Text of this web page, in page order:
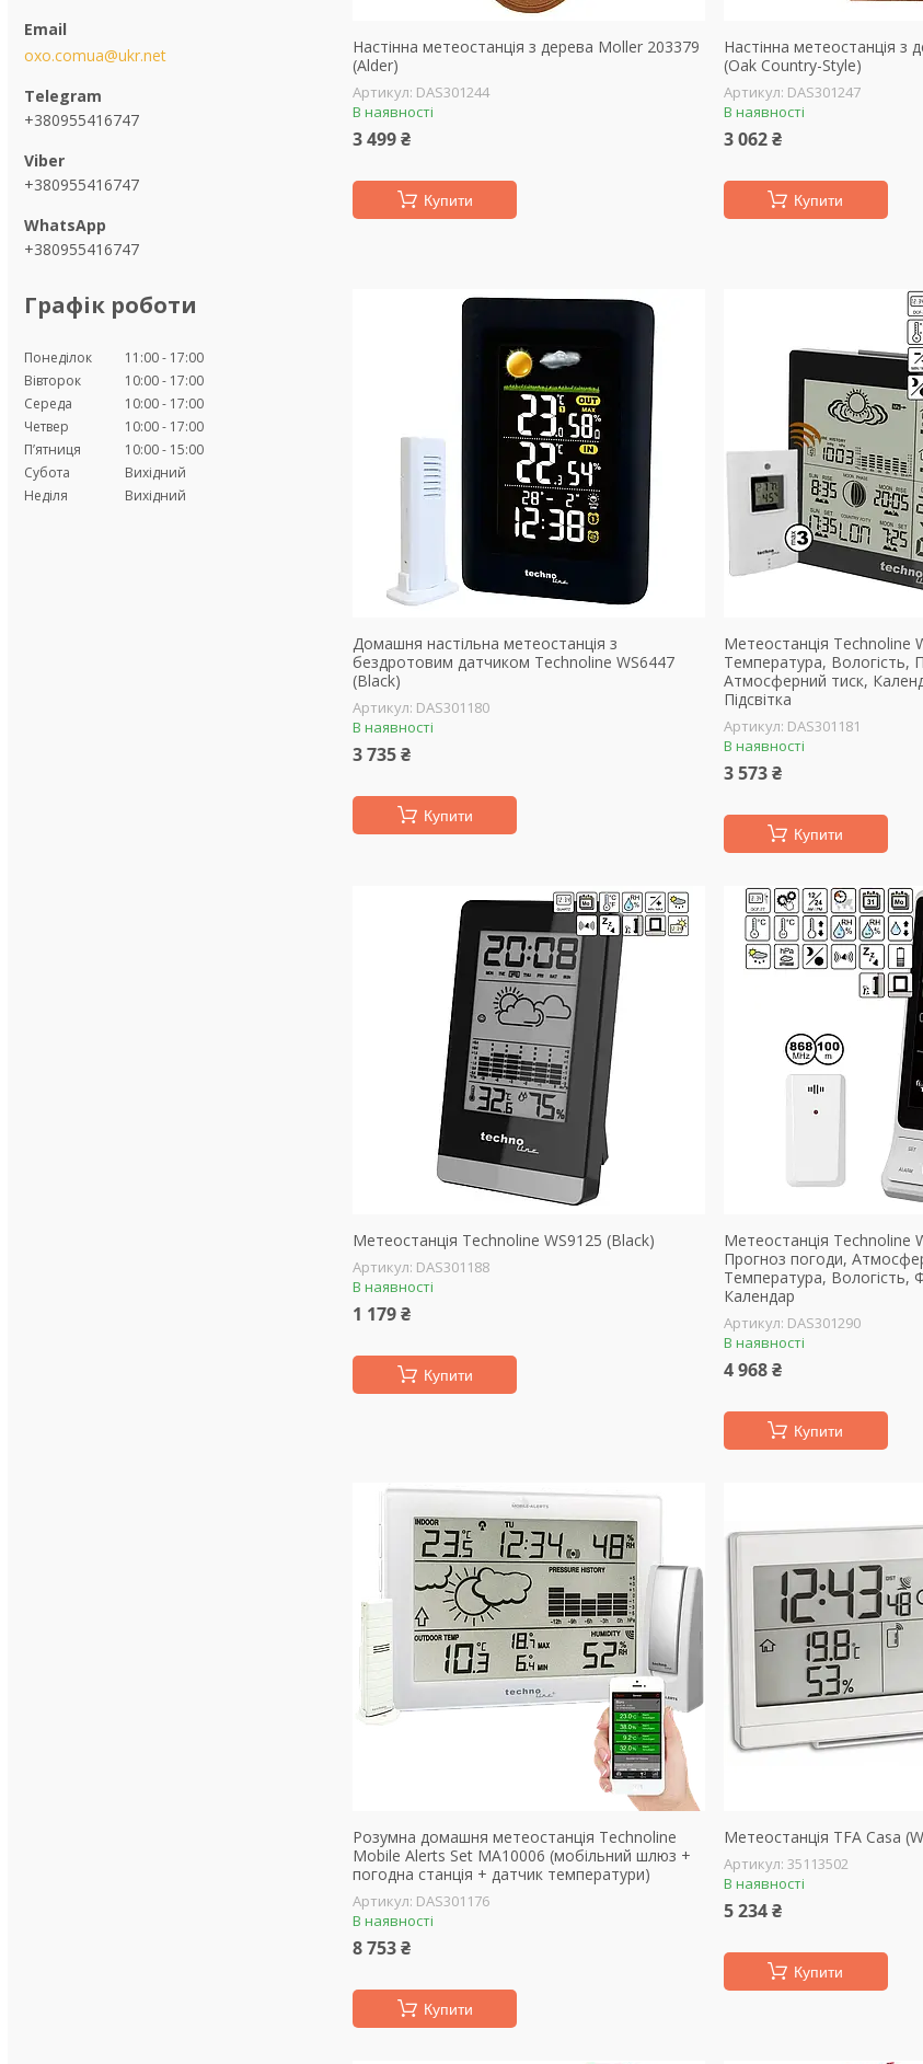
oxo.comua@ukr.net
+380955416747
+380955416747
+380955416747
Графік роботи
Понеділок 11:00
17:00
Вівторок
10:00
17:00
Середа
10:00
17:00
Четвер
10:00
17:00
Пʼятниця
10:00
15:00
Субота
Вихідний
Неділя
Вихідний
Настінна метеостанція з дерева Moller 203379
(Alder)
DAS301244
В наявності
3 499 ₴
Купити
Настінна метеостанція з
(Oak Country-Style)
DAS301247
В наявності
3 062 ₴
Купити
Домашня настільна метеостанція з
бездротовим датчиком Technoline WS6447
(Black)
DAS301180
В наявності
3 735 ₴
Купити
Метеостанція Technoline
Температура, Вологість,
Атмосферний тиск,
Підсвітка
DAS301181
В наявності
3 573 ₴
Купити
Метеостанція Technoline WS9125 (Black)
DAS301188
В наявності
1 179 ₴
Купити
Метеостанція Technoline
Прогноз погоди,
Температура, Вологість,
Календар
DAS301290
В наявності
4 968 ₴
Купити
Розумна домашня метеостанція Technoline
Mobile Alerts Set MA10006 (мобільний шлюз +
погодна станція + датчик температури)
DAS301176
В наявності
8 753 ₴
Купити
Метеостанція TFA Casa
35113502
В наявності
5 234 ₴
Купити